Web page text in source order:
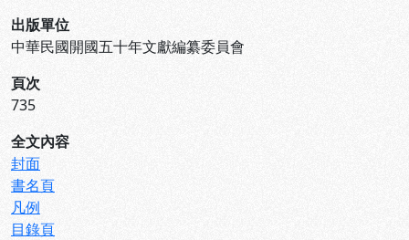
出版單位
中華民國開國五十年文獻編纂委員會
頁次
735
全文內容
封面
書名頁
凡例
目錄頁